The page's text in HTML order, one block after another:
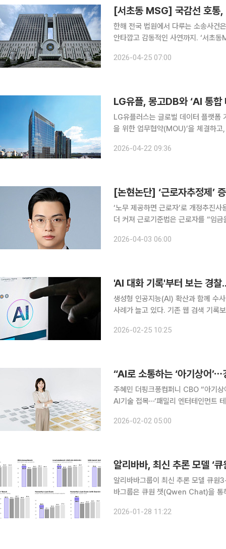
[서초동 MSG] 국감선 호통,
한해 전국 법원에서 다루는 소송사건
안타깝고 감동적인 사연까지. ‘서초
권과 개인정보는 개인의 존엄을 지키
2026-04-25 07:00
LG유플, 몽고DB와 ‘AI 통합
LG유플러스는 글로벌 데이터 플랫폼
을 위한 업무협약(MOU)’을 체결하
을 전사 AI 서비스로 확대한다. 분산
2026-04-22 09:36
[논현논단] ‘근로자추정제’
‘노무 제공하면 근로자’로 개정추진
더 커져 근로기준법은 근로자를 “임금을 목적으로 사업이나 사업장에 근로를 제공하는 사람”으로
말은 없다. 즉, 누군가와 근로계
2026-04-03 06:00
'AI 대화 기록'부터 보는 경찰
생성형 인공지능(AI) 확산과 함께 수
사례가 늘고 있다. 기존 웹 검색 기록
에서 최근 진행된 휴대전화 포렌식 참
2026-02-25 10:25
“AI로 소통하는 ‘아기상어
주혜민 더핑크퐁컴퍼니 CBO “아기
AI기술 접목⋯‘패밀리 엔터테인먼트
화면을 넘어 인공지능(AI)을 통해 아
2026-02-02 05:00
알리바바, 최신 추론 모델 ‘
알리바바그룹이 최신 추론 모델 큐원
바그룹은 큐원 챗(Qwen Chat)을 통
추론 모델은 강화학습(Reinforcem
2026-01-28 11:22